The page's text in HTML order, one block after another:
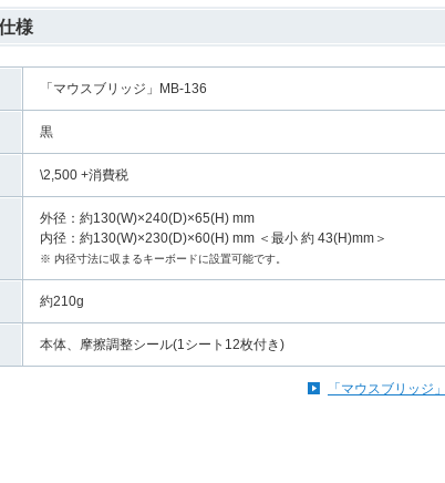
様
「マウスブリッジ」MB-136
黒
\2,500 +消費税
外径：約130(W)×240(D)×65(H) mm
内径：約130(W)×230(D)×60(H) mm ＜最小 約 43(H)mm＞
※ 内径寸法に収まるキーボードに設置可能です。
約210g
本体、摩擦調整シール(1シート12枚付き)
「マウスブリッジ